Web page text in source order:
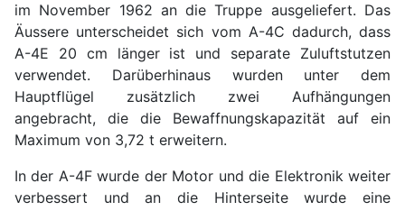
im November 1962 an die Truppe ausgeliefert. Das
Äussere unterscheidet sich vom A-4C dadurch, dass
A-4E 20 cm länger ist und separate Zuluftstutzen
verwendet. Darüberhinaus wurden unter dem
Hauptflügel zusätzlich zwei Aufhängungen
angebracht, die die Bewaffnungskapazität auf ein
Maximum von 3,72 t erweitern.
In der A-4F wurde der Motor und die Elektronik weiter
verbessert und an die Hinterseite wurde eine